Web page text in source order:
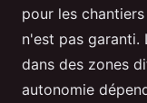
pour les
n'est pas garanti.
dans des zones
autonomie